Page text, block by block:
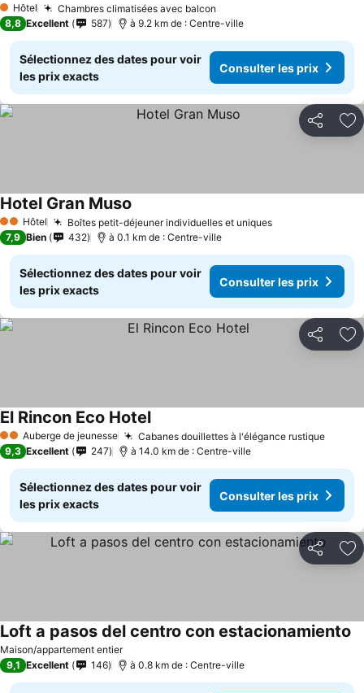
1 Étoiles
Hôtel Chambres climatisées avec balcon
8,8 Excellent 587 à 9.2 km de : Centre-ville
Sélectionnez des dates pour voir
les prix exacts
Consulter les prix
Partager
2 Étoiles
Hôtel Boîtes petit-déjeuner individuelles et uniques
Hotel Gran Muso
7,9 Bien 432 à 0.1 km de : Centre-ville
Sélectionnez des dates pour voir
les prix exacts
Consulter les prix
Partager
2 ÉtoilesAuberge de jeunesse Cabanes douillettes à l'élégance rustique
El Rincon Eco Hotel
9,3 Excellent 247 à 14.0 km de : Centre-ville
Sélectionnez des dates pour voir
les prix exacts
Consulter les prix
Partager
Maison/appartement entier
Loft a pasos del centro con estacionamiento
9,1 Excellent 146 à 0.8 km de : Centre-ville